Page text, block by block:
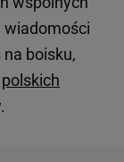
wiadomości
boisku,
polskich